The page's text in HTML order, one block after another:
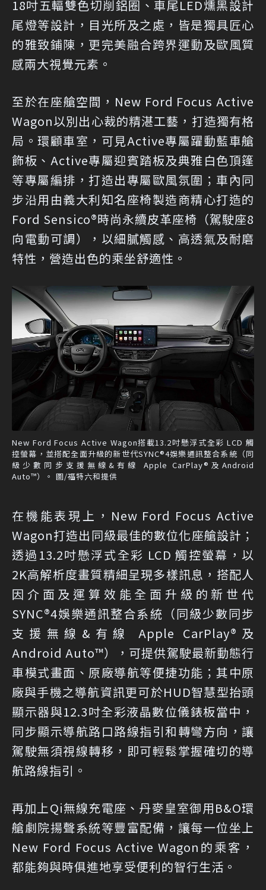
18吋五輻雙色切削鋁圈、車尾LED燻黑設計
尾燈等設計，目光所及之處，皆是獨具匠心
的雅致鋪陳，更完美融合跨界運動及歐風質
感兩大視覺元素。
至於在座艙空間，New Ford Focus Active
Wagon以別出心裁的精湛工藝，打造獨有格
局。環顧車室，可見Active專屬躍動藍車艙
飾板、Active專屬迎賓踏板及典雅白色頂篷
等專屬編排，打造出專屬歐風氛圍；車內同
步沿用由義大利知名座椅製造商精心打造的
Ford Sensico®時尚永續皮革座椅（駕駛座8
向電動可調），以細膩觸感、高透氣及耐磨
特性，營造出色的乘坐舒適性。
New Ford Focus Active Wagon搭載13.2吋懸浮式全彩 LCD 觸
控螢幕，並搭配全面升級的新世代SYNC®4娛樂通訊整合系統（同
級少數同步支援無線&有線 Apple CarPlay®及Android
Auto™）。 圖/福特六和提供
在機能表現上，New Ford Focus Active
Wagon打造出同級最佳的數位化座艙設計；
透過13.2吋懸浮式全彩 LCD 觸控螢幕，以
2K高解析度畫質精細呈現多樣訊息，搭配人
因介面及運算效能全面升級的新世代
SYNC®4娛樂通訊整合系統（同級少數同步
支援無線&有線 Apple CarPlay®及
Android Auto™），可提供駕駛最新動態行
車模式畫面、原廠導航等便捷功能；其中原
廠與手機之導航資訊更可於HUD智慧型抬頭
顯示器與12.3吋全彩液晶數位儀錶板當中，
同步顯示導航路口路線指引和轉彎方向，讓
駕駛無須視線轉移，即可輕鬆掌握確切的導
航路線指引。
再加上Qi無線充電座、丹麥皇室御用B&O環
艙劇院揚聲系統等豐富配備，讓每一位坐上
New Ford Focus Active Wagon的乘客，
都能夠與時俱進地享受便利的智行生活。